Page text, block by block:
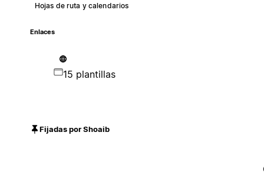
Hojas de ruta y calendarios
Enlaces
15 plantillas
Fijadas por Shoaib